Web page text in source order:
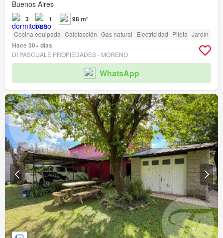
Buenos Aires
3 1 98 m²
Cocina equipada Calefacción Gas natural Electricidad Pileta Jardín
Hace 30+ días
DI PASCUALE PROPIEDADES - MORENO
WhatsApp